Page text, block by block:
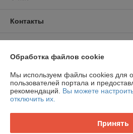
Контакты
Полная версия сайта
Политика обработки cookies
Обработка файлов cookie
Мы используем файлы cookies для
пользователей портала и
рекомендаций. Вы можете
отключить их.
Принять